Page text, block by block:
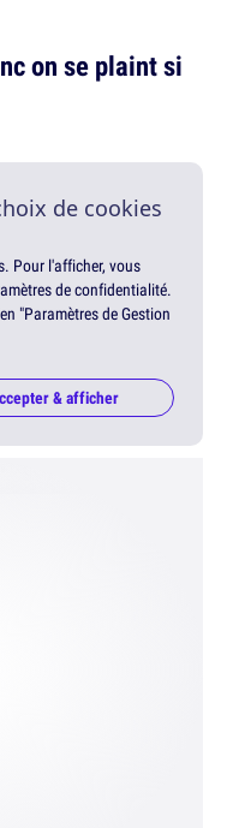
on se plaint si
de cookies
Pour l'afficher, vous
de confidentialité.
"Paramètres de Gestion
& afficher